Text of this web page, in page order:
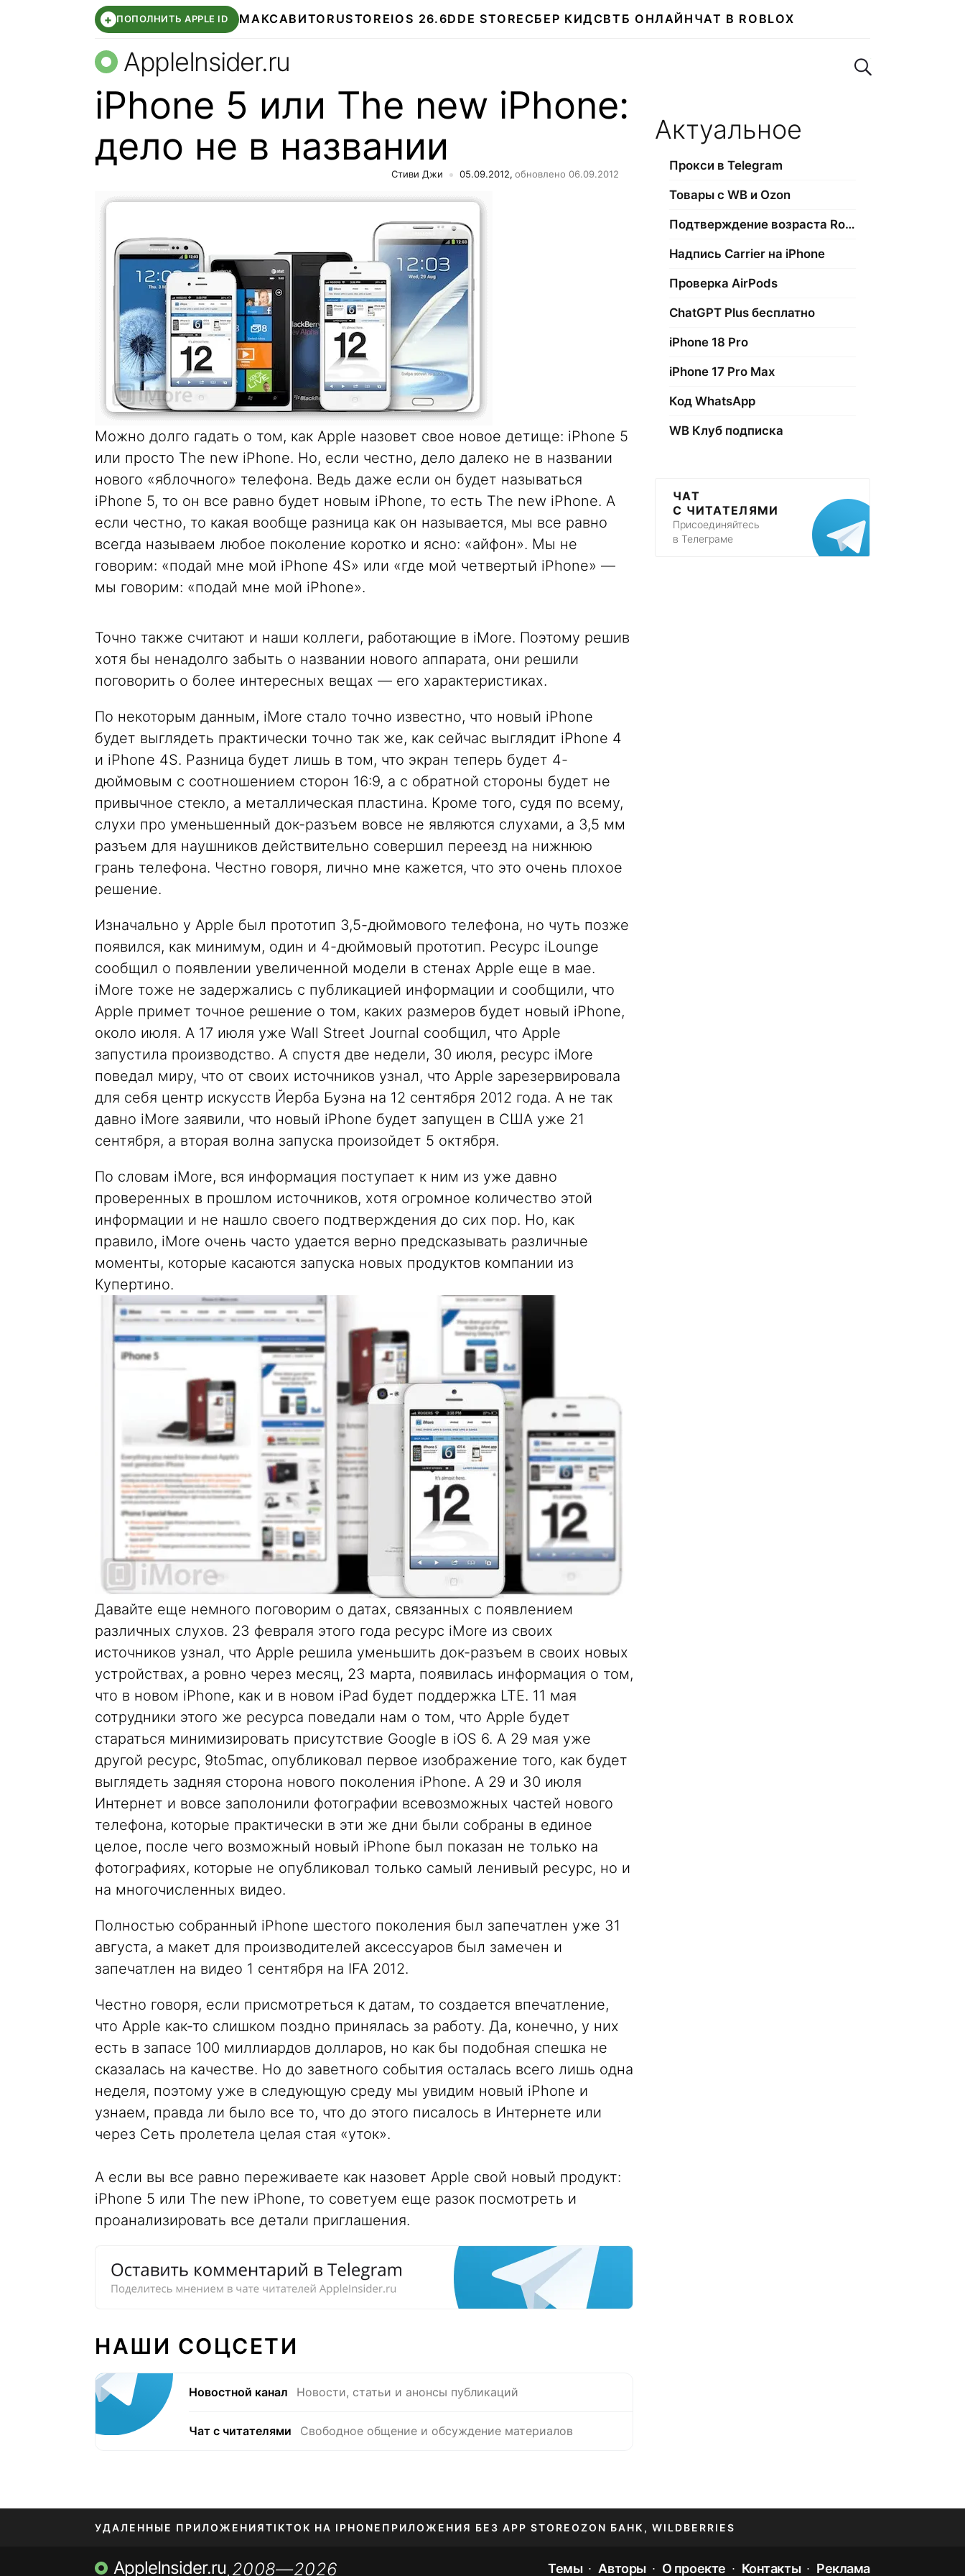
+ ПОПОЛНИТЬ APPLE ID МАКСАВИТО RUSTOREIOS 26.6DDE STORE СБЕР КИДСВТБ ОНЛАЙН ЧАТ В ROBLOX
AppleInsider.ru Поиск по сайту
iPhone 5 или The new iPhone:
дело не в названии
Стиви Джи 05.09.2012, обновлено 06.09.2012
Можно долго гадать о том, как Apple назовет свое новое детище: iPhone 5
или просто The new iPhone. Но, если честно, дело далеко не в названии
нового «яблочного» телефона. Ведь даже если он будет называться
iPhone 5, то он все равно будет новым iPhone, то есть The new iPhone. А
если честно, то какая вообще разница как он называется, мы все равно
всегда называем любое поколение коротко и ясно: «айфон». Мы не
говорим: «подай мне мой iPhone 4S» или «где мой четвертый iPhone» —
мы говорим: «подай мне мой iPhone».
Точно также считают и наши коллеги, работающие в iMore. Поэтому решив
хотя бы ненадолго забыть о названии нового аппарата, они решили
поговорить о более интересных вещах — его характеристиках.
По некоторым данным, iMore стало точно известно, что новый iPhone
будет выглядеть практически точно так же, как сейчас выглядит iPhone 4
и iPhone 4S. Разница будет лишь в том, что экран теперь будет 4-
дюймовым с соотношением сторон 16:9, а с обратной стороны будет не
привычное стекло, а металлическая пластина. Кроме того, судя по всему,
слухи про уменьшенный док-разъем вовсе не являются слухами, а 3,5 мм
разъем для наушников действительно совершил переезд на нижнюю
грань телефона. Честно говоря, лично мне кажется, что это очень плохое
решение.
Изначально у Apple был прототип 3,5-дюймового телефона, но чуть позже
появился, как минимум, один и 4-дюймовый прототип. Ресурс iLounge
сообщил о появлении увеличенной модели в стенах Apple еще в мае.
iMore тоже не задержались с публикацией информации и сообщили, что
Apple примет точное решение о том, каких размеров будет новый iPhone,
около июля. А 17 июля уже Wall Street Journal сообщил, что Apple
запустила производство. А спустя две недели, 30 июля, ресурс iMore
поведал миру, что от своих источников узнал, что Apple зарезервировала
для себя центр искусств Йерба Буэна на 12 сентября 2012 года. А не так
давно iMore заявили, что новый iPhone будет запущен в США уже 21
сентября, а вторая волна запуска произойдет 5 октября.
По словам iMore, вся информация поступает к ним из уже давно
проверенных в прошлом источников, хотя огромное количество этой
информации и не нашло своего подтверждения до сих пор. Но, как
правило, iMore очень часто удается верно предсказывать различные
моменты, которые касаются запуска новых продуктов компании из
Купертино.
Давайте еще немного поговорим о датах, связанных с появлением
различных слухов. 23 февраля этого года ресурс iMore из своих
источников узнал, что Apple решила уменьшить док-разъем в своих новых
устройствах, а ровно через месяц, 23 марта, появилась информация о том,
что в новом iPhone, как и в новом iPad будет поддержка LTE. 11 мая
сотрудники этого же ресурса поведали нам о том, что Apple будет
стараться минимизировать присутствие Google в iOS 6. А 29 мая уже
другой ресурс, 9to5mac, опубликовал первое изображение того, как будет
выглядеть задняя сторона нового поколения iPhone. А 29 и 30 июля
Интернет и вовсе заполонили фотографии всевозможных частей нового
телефона, которые практически в эти же дни были собраны в единое
целое, после чего возможный новый iPhone был показан не только на
фотографиях, которые не опубликовал только самый ленивый ресурс, но и
на многочисленных видео.
Полностью собранный iPhone шестого поколения был запечатлен уже 31
августа, а макет для производителей аксессуаров был замечен и
запечатлен на видео 1 сентября на IFA 2012.
Честно говоря, если присмотреться к датам, то создается впечатление,
что Apple как-то слишком поздно принялась за работу. Да, конечно, у них
есть в запасе 100 миллиардов долларов, но как бы подобная спешка не
сказалась на качестве. Но до заветного события осталась всего лишь одна
неделя, поэтому уже в следующую среду мы увидим новый iPhone и
узнаем, правда ли было все то, что до этого писалось в Интернете или
через Сеть пролетела целая стая «уток».
А если вы все равно переживаете как назовет Apple свой новый продукт:
iPhone 5 или The new iPhone, то советуем еще разок посмотреть и
проанализировать все детали приглашения.
НАШИ СОЦСЕТИ
Новостной канал Новости, статьи и анонсы публикаций
Чат с читателями Свободное общение и обсуждение материалов
Актуальное
Прокси в Telegram
Товары с WB и Ozon
Подтверждение возраста Roblox
Надпись Carrier на iPhone
Проверка AirPods
ChatGPT Plus бесплатно
iPhone 18 Pro
iPhone 17 Pro Max
Код WhatsApp
WB Клуб подписка
ЧАТ
С ЧИТАТЕЛЯМИ
Присоединяйтесь
в Телеграме
УДАЛЕННЫЕ ПРИЛОЖЕНИЯTIKTOK НА IPHONE ПРИЛОЖЕНИЯ БЕЗ APP STOREOZON БАНК, WILDBERRIES
МЕССЕНДЖЕРЫ KAKAOTALK, B…ПОПОЛНЕНИЕ APPLE ID
AppleInsider.ru, 2008—2026 Темы Авторы О проекте Контакты Реклама